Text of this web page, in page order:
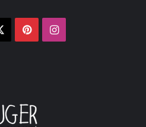
PinterestInstagram